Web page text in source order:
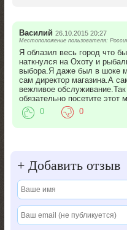
Василий 26.10.2015 20:27
Местоположение пользователя:
Я облазил весь город что
наткнулся на Охоту и
выбора.Я даже был в шоке
сам директор магазина.А
вежливое
обязательно посетите этот
0 0
+ Добавить отзыв